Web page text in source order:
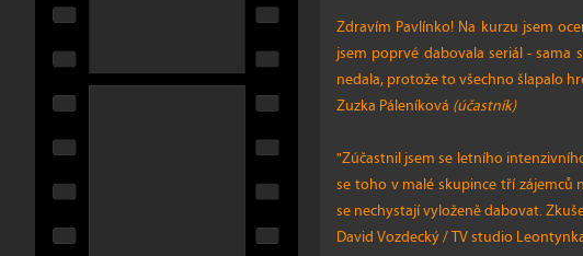
Zdravím Pavlínko! Na kurzu jsem
jsem poprvé dabovala seriál -
nedala, protože to všechno šlapalo
Zuzka Páleníková (účastník)
"Zúčastnil jsem se letního
se toho v malé skupince tří zájemců
se nechystají vyloženě dabovat.
David Vozdecký / TV studio